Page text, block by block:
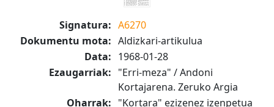
Signatura: A6270
Dokumentu mota: Aldizkari-artikulua
Data: 1968-01-28
Ezaugarriak: "Erri-meza" / Andoni
Kortajarena. Zeruko Argia
Oharrak: "Kortara" ezizenez izenpetua